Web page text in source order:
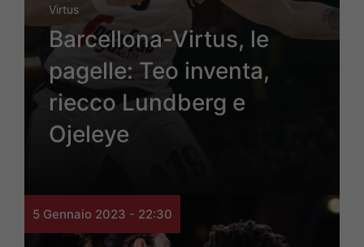
Virtus
Barcellona-Virtus, le
pagelle: Teo inventa,
riecco Lundberg e
Ojeleye
5 Gennaio 2023 - 22:30